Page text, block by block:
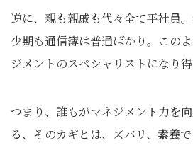
逆に、親も親戚も代々全て平社員
少期も通信簿は普通ばかり。この
ジメントのスペシャリストになり得
つまり、誰もがマネジメント力を
る、そのカギとは、ズバリ、 素養で